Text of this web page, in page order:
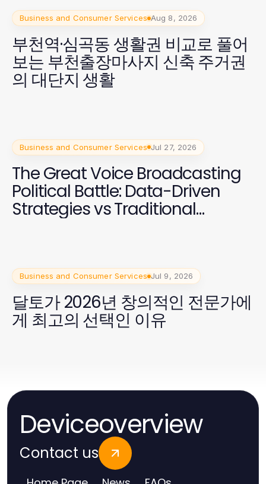
Business and Consumer Services Aug 8, 2026
부천역·심곡동 생활권 비교로 풀어
보는 부천출장마사지 신축 주거권
의 대단지 생활
Business and Consumer Services Jul 27, 2026
The Great Voice Broadcasting
Political Battle: Data-Driven
Strategies vs Traditional
Business and Consumer Services Jul 9, 2026
달토가 2026년 창의적인 전문가에
게 최고의 선택인 이유
Deviceoverview
Contact us